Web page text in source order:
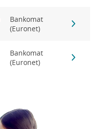
Bankomat
(Euronet)
Bankomat
(Euronet)